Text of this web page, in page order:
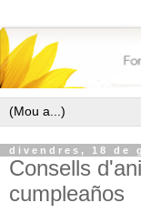
divendres, 18 de
Consells
cumpleaños